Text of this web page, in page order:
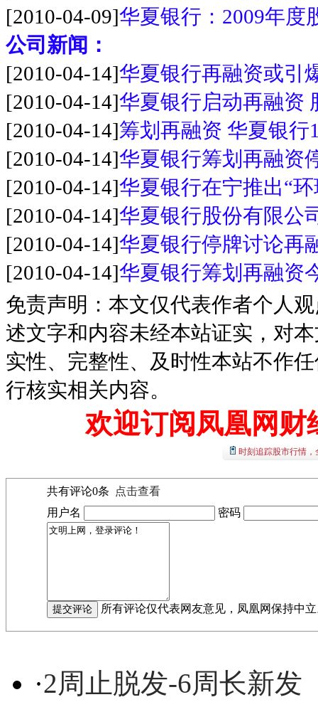
[2010-04-09]华夏银行：2009年度
公司新闻：
[2010-04-14]华夏银行再融资或引
[2010-04-14]华夏银行启动再融资
[2010-04-14]筹划再融资 华夏银行
[2010-04-14]华夏银行筹划再融资
[2010-04-14]华夏银行在宁推出“
[2010-04-14]华夏银行股份有限公
[2010-04-14]华夏银行停牌讨论再
[2010-04-14]华夏银行筹划再融资
免责声明：本文仅代表作者个人
述文字和内容未经本站证实，对
实性、完整性、及时性本站不作
行核实相关内容。
欢迎订阅凤凰网财
时刻追踪股市行情
共有评论0条
点击查看
用户名
密码
所有评论仅代表网友意见，凤凰网保持中
·2周止脱发-6周长新发